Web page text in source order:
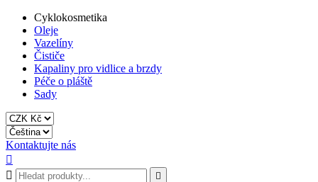
Cyklokosmetika
Oleje
Vazelíny
Čističe
Kapaliny pro vidlice a brzdy
Péče o pláště
Sady
Kontaktujte nás


